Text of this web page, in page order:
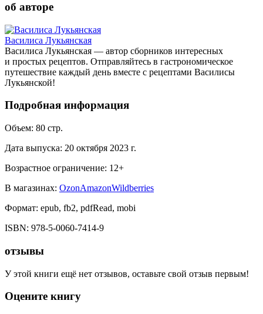
об авторе
Василиса Лукьянская
Василиса Лукьянская — автор сборников интересных
и простых рецептов. Отправляйтесь в гастрономическое
путешествие каждый день вместе с рецептами Василисы
Лукьянской!
Подробная информация
Объем: 80 стр.
Дата выпуска: 20 октября 2023 г.
Возрастное ограничение: 12+
В магазинах: OzonAmazonWildberries
Формат: epub, fb2, pdfRead, mobi
ISBN: 978-5-0060-7414-9
отзывы
У этой книги ещё нет отзывов, оставьте свой отзыв первым!
Оцените книгу